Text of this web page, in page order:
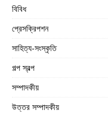
বিবিধ
প্রেসক্রিপশন
সাহিত্য-সংস্কৃতি
গল্প স্বল্প
সম্পাদকীয়
উত্তর সম্পাদকীয়